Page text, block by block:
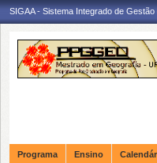
SIGAA - Sistema Integrado de
Programa Ensino